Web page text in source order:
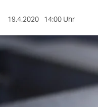
19.4.2020 14:00 Uhr